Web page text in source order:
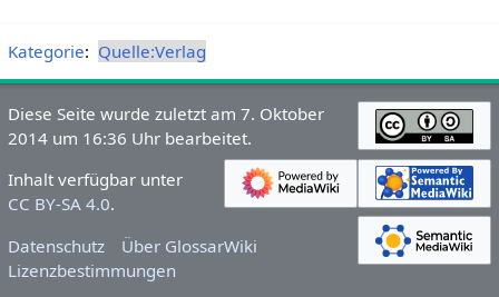
Kategorie: Quelle:Verlag
Diese Seite wurde zuletzt am 7. Oktober
2014 um 16:36 Uhr bearbeitet.
Inhalt verfügbar unter
CC BY-SA 4.0.
Datenschutz
Über GlossarWiki
Lizenzbestimmungen